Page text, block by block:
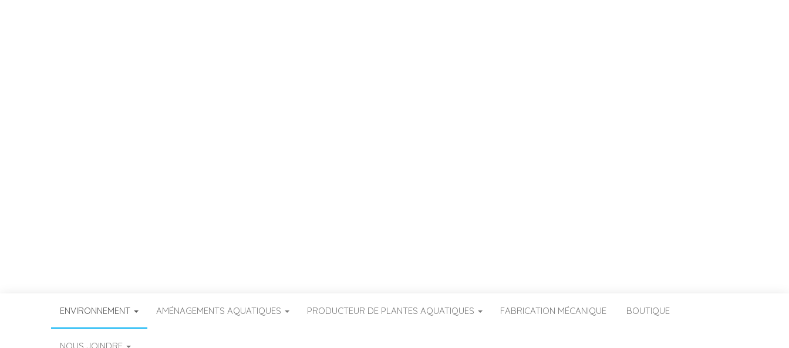
ENVIRONNEMENT AMÉNAGEMENTS AQUATIQUES PRODUCTEUR DE PLANTES AQUATIQUES FABRICATION MÉCANIQUE BOUTIQUE